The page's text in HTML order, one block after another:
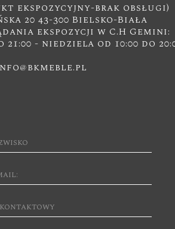
ekspozycyjny-brak obsługi)
20 43-300 Bielsko-Biała
ekspozycji w C.H Gemini:
21:00 - niedziela od 10:00 do